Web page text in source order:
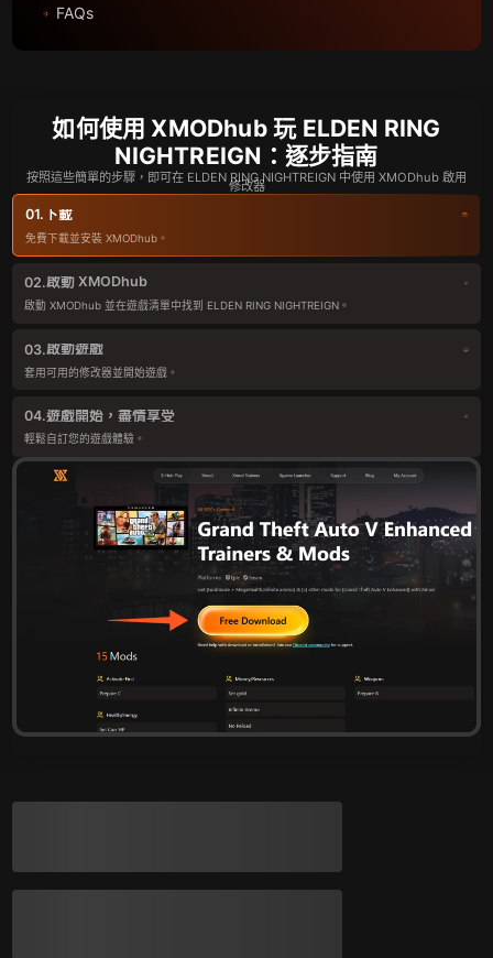
FAQs
如何使用 XMODhub 玩 ELDEN RING
NIGHTREIGN：逐步指南
按照這些簡單的步驟，即可在 ELDEN RING NIGHTREIGN 中使用 XMODhub 啟用
修改器
01. 下載
免費下載並安裝 XMODhub。
02.啟動 XMODhub
啟動 XMODhub 並在遊戲清單中找到 ELDEN RING NIGHTREIGN。
03.啟動遊戲
套用可用的修改器並開始遊戲。
04.遊戲開始，盡情享受
輕鬆自訂您的遊戲體驗。